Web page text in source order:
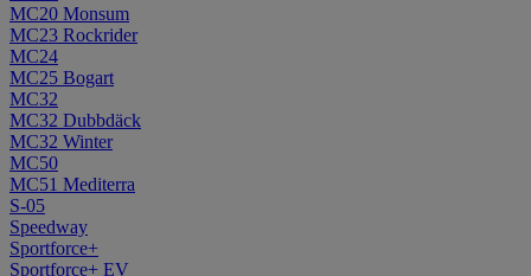
MC20 Monsum
MC23 Rockrider
MC24
MC25 Bogart
MC32
MC32 Dubbdäck
MC32 Winter
MC50
MC51 Mediterra
S-05
Speedway
Sportforce+
Sportforce+ EV